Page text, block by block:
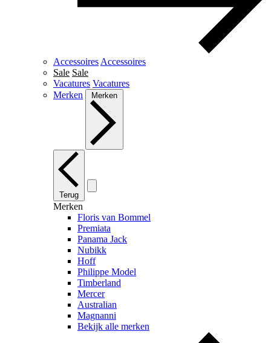
Accessoires Accessoires
Sale Sale
Vacatures Vacatures
Merken
Merken
Terug
Merken
Floris van Bommel
Premiata
Panama Jack
Nubikk
Hoff
Philippe Model
Timberland
Mercer
Australian
Magnanni
Bekijk alle merken